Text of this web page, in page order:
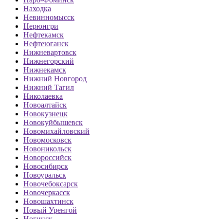
Находка
Невинномысск
Нерюнгри
Нефтекамск
Нефтеюганск
Нижневартовск
Нижнегорский
Нижнекамск
Нижний Новгород
Нижний Тагил
Николаевка
Новоалтайск
Новокузнецк
Новокуйбышевск
Новомихайловский
Новомосковск
Новоникольск
Новороссийск
Новосибирск
Новоуральск
Новочебоксарск
Новочеркасск
Новошахтинск
Новый Уренгой